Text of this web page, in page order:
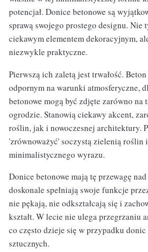
potencjał. Donice betonowe są
sprawą swojego prostego designu. Nie
ciekawym elementem dekoracyjnym,
niezwykle praktyczne.
Pierwszą ich zaletą jest trwałość.
odpornym na warunki atmosferyczne,
betonowe mogą być zdjęte zarówno na
ogrodzie. Stanowią ciekawy akcent,
roślin, jak i nowoczesnej architektury.
'zrównoważyć' soczystą zielenią roślin
minimalistycznego wyrazu.
Donice betonowe mają tę przewagę
doskonale spełniają swoje funkcje
nie pękają, nie odkształcają się i
kształt. W lecie nie ulega przegrzaniu
co często dzieje się w przypadku
sztucznych.